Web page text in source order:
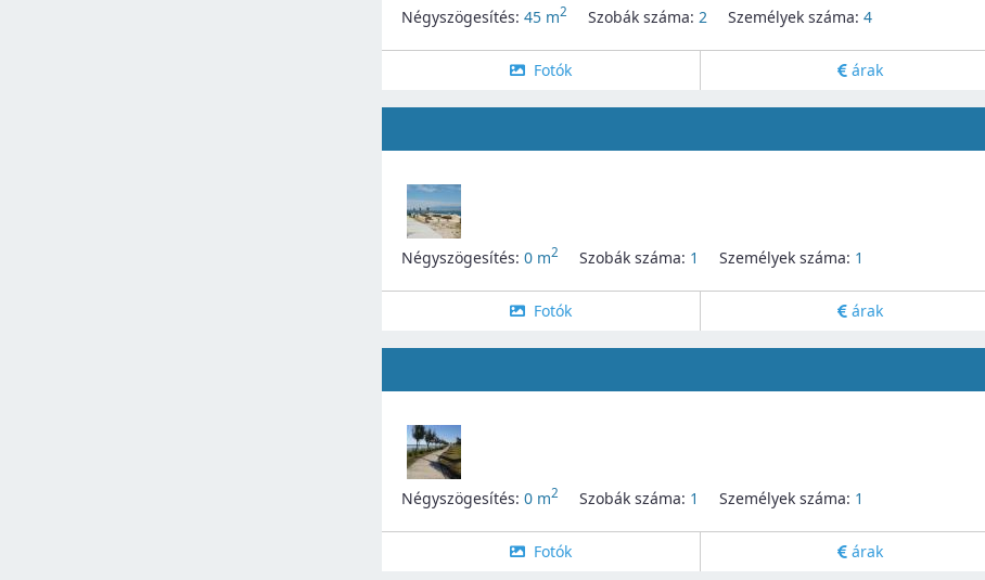
Négyszögesítés: 45 m2 Szobák száma: 2 Személyek száma: 4
Fotók árak
Négyszögesítés: 0 m2 Szobák száma: 1 Személyek száma: 1
Fotók árak
Négyszögesítés: 0 m2 Szobák száma: 1 Személyek száma: 1
Fotók árak